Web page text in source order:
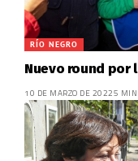
RÍO NEGRO
Nuevo round por
10 DE MARZO DE 20225